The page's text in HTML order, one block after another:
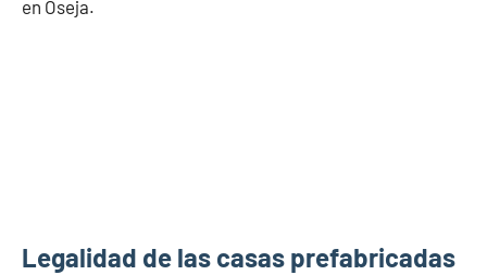
en Oseja.
Legalidad de las casas prefabricadas